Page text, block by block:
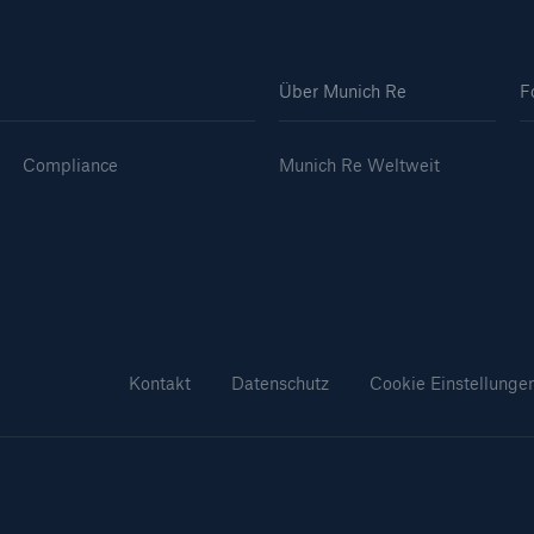
Compliance
Über Munich Re
Munich Re Weltweit
Kontakt Datenschutz Cookie